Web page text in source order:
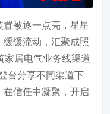
被逐一点亮，星星
缓流动，汇聚成照
家居电气业务线渠道
台分享不同渠道下
信任中凝聚，开启